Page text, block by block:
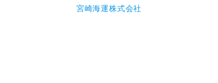
宮崎海運株式会社